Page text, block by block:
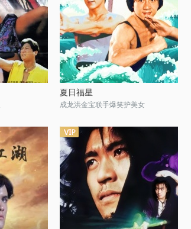
夏日福星
成龙洪金宝联手爆笑护美女